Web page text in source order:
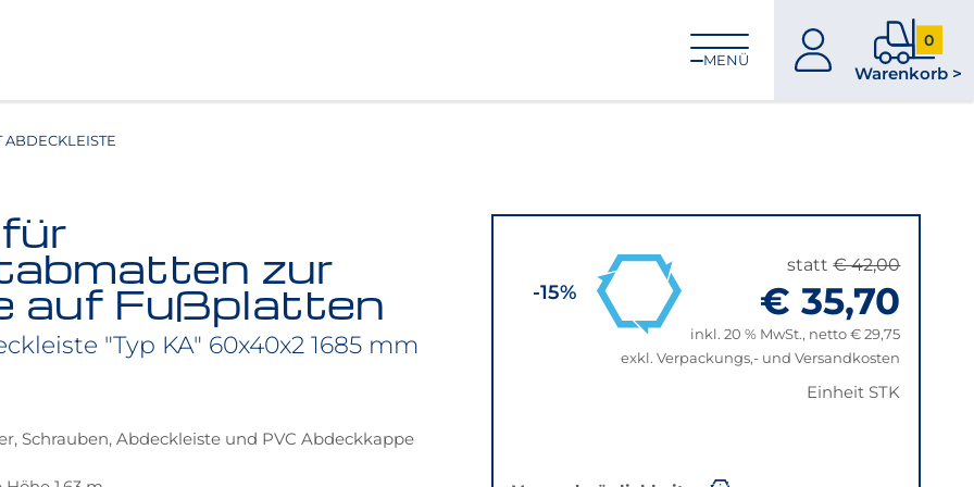
MENÜ
zum
0
Warenkorb >
0
im
ABDECKLEISTE
zur
auf Fußplatten
"Typ KA" 60x40x2 1685 mm
Schrauben, Abdeckleiste und PVC Abdeckkappe
-15%
statt€ 42,00
€ 35,70
inkl. 20 % MwSt., netto € 29,75
exkl. Verpackungs,- und Versandkosten
Einheit STK